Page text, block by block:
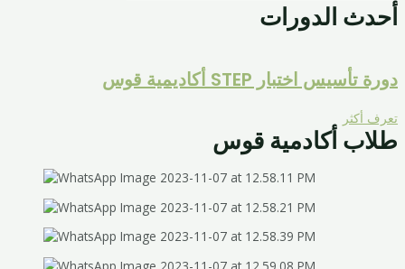
أحدث الدورات
دورة تأسيس اختبار STEP أكاديمية قوس
تعرف أكثر
طلاب أكادمية قوس